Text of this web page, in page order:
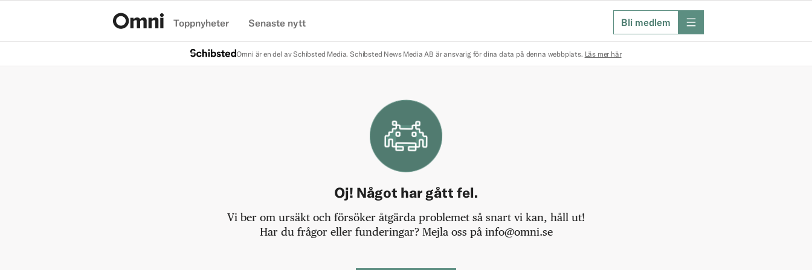
Toppnyheter Senaste nytt Bli medlem meny
Omni är en del av Schibsted Media. Schibsted News Media AB är ansvarig för dina data på denna webbplats. Läs mer här
Oj! Något har gått fel.
Vi ber om ursäkt och försöker åtgärda problemet så snart vi kan, håll ut!
Har du frågor eller funderingar? Mejla oss på info@omni.se